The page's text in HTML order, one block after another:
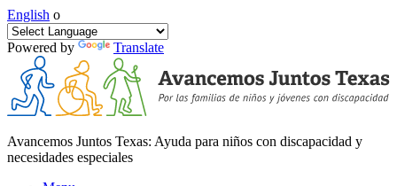
English o
Powered by Translate
Avancemos Juntos Texas: Ayuda para niños con discapacidad y
necesidades especiales